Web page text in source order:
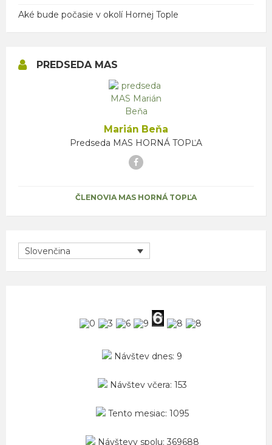
Aké bude počasie v okolí Hornej Tople
PREDSEDA MAS
Marián Beňa
Predseda MAS HORNÁ TOPĽA
Facebook
ČLENOVIA MAS HORNÁ TOPĽA
Slovenčina
Návštev dnes: 9
Návštev včera: 153
Tento mesiac: 1095
Návštevy spolu: 369688